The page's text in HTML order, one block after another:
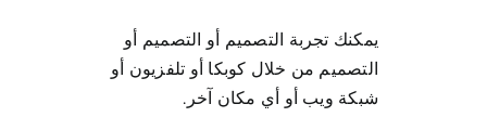
يمكنك تجربة التصميم أو التصميم أو
التصميم من خلال كوبكا أو تلفزيون أو
شبكة ويب أو أي مكان آخر.